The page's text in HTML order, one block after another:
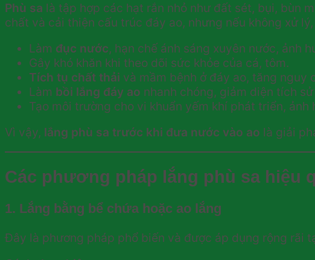
Phù sa là tập hợp các hạt rắn nhỏ như đất sét, bụi, bùn
chất và cải thiện cấu trúc đáy ao, nhưng nếu không xử
Làm đục nước, hạn chế ánh sáng xuyên nước, ảnh
Gây khó khăn khi theo dõi sức khỏe của cá, tôm.
Tích tụ chất thải và mầm bệnh ở đáy ao, tăng nguy
Làm bồi lắng đáy ao nhanh chóng, giảm diện tích
Tạo môi trường cho vi khuẩn yếm khí phát triển, ảnh
Vì vậy, lắng phù sa trước khi đưa nước vào ao là giải
Các phương pháp lắng phù sa hiệu
1. Lắng bằng bể chứa hoặc ao lắng
Đây là phương pháp phổ biến và được áp dụng rộng rãi